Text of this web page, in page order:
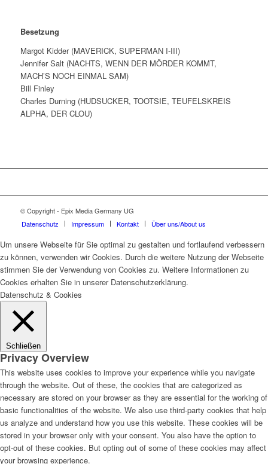
Besetzung
Margot Kidder (MAVERICK, SUPERMAN I-III)
Jennifer Salt (NACHTS, WENN DER MÖRDER KOMMT,
MACH’S NOCH EINMAL SAM)
Bill Finley
Charles Durning (HUDSUCKER, TOOTSIE, TEUFELSKREIS
ALPHA, DER CLOU)
© Copyright - Epix Media Germany UG
Datenschutz
Impressum Kontakt Über uns/About us
Um unsere Webseite für Sie optimal zu gestalten und fortlaufend verbessern
zu können, verwenden wir Cookies. Durch die weitere Nutzung der Webseite
stimmen Sie der Verwendung von Cookies zu. Weitere Informationen zu
Cookies erhalten Sie in unserer Datenschutzerklärung.
Datenschutz & Cookies
Schließen
Privacy Overview
This website uses cookies to improve your experience while you navigate
through the website. Out of these, the cookies that are categorized as
necessary are stored on your browser as they are essential for the working of
basic functionalities of the website. We also use third-party cookies that help
us analyze and understand how you use this website. These cookies will be
stored in your browser only with your consent. You also have the option to
opt-out of these cookies. But opting out of some of these cookies may affect
your browsing experience.